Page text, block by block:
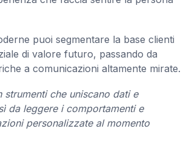
puoi segmentare la base clienti
di valore futuro, passando da
a comunicazioni altamente mirate.
strumenti che uniscano dati e
da leggere i comportamenti e
personalizzate al momento